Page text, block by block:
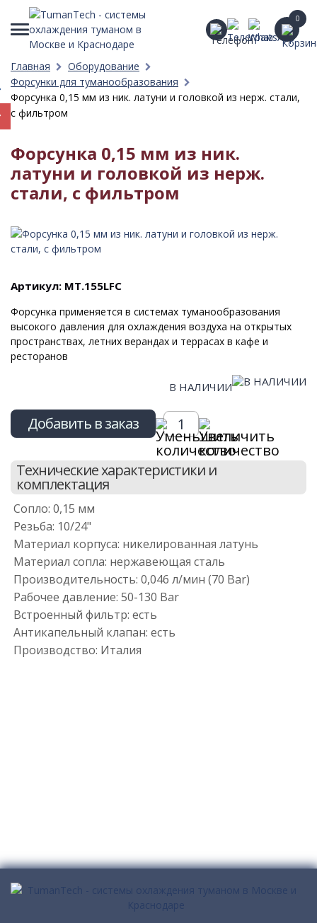
0
Главная
Оборудование
Форсунки для туманообразования
Форсунка 0,15 мм из ник. латуни и головкой из нерж. стали,
c фильтром
Форсунка 0,15 мм из ник.
латуни и головкой из нерж.
стали, c фильтром
Артикул: MT.155LFC
Форсунка применяется в системах туманообразования
высокого давления для охлаждения воздуха на открытых
пространствах, летних верандах и террасах в кафе и
ресторанов
В НАЛИЧИИ
Добавить в заказ
Технические характеристики и
комплектация
Сопло: 0,15 мм
Резьба: 10/24"
Материал корпуса: никелированная латунь
Материал сопла: нержавеющая сталь
Производительность: 0,046 л/мин (70 Bar)
Рабочее давление: 50-130 Bar
Встроенный фильтр: есть
Антикапельный клапан: есть
Производство: Италия